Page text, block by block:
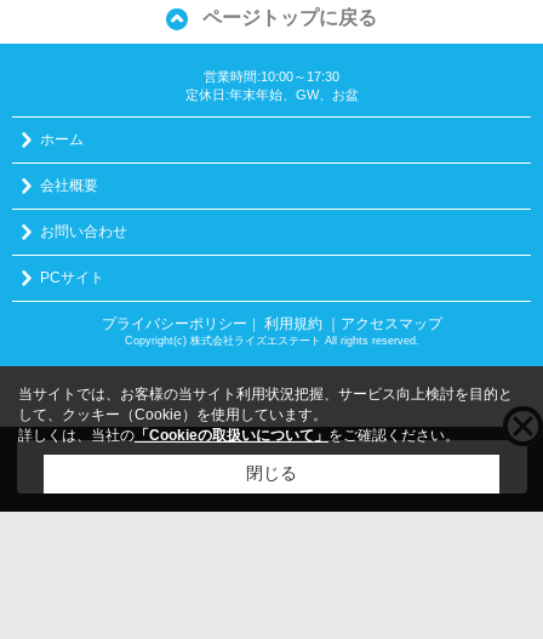
ページトップに戻る
営業時間:10:00～17:30
定休日:年末年始、GW、お盆
ホーム
会社概要
お問い合わせ
PCサイト
プライバシーポリシー 利用規約 ｜アクセスマップ
Copyright(c) 株式会社ライズエステート All rights reserved.
こちらの物件をご覧の方にお勧めな物件
当サイトでは、お客様の当サイト利用状況把握、サービス向上検討を目的と
して、クッキー（Cookie）を使用しています。
詳しくは、当社の 「Cookieの取扱いについて」 をご確認ください。
閉じる